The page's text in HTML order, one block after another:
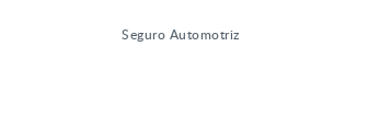
Seguro Automotriz